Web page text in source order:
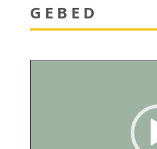
GEBED